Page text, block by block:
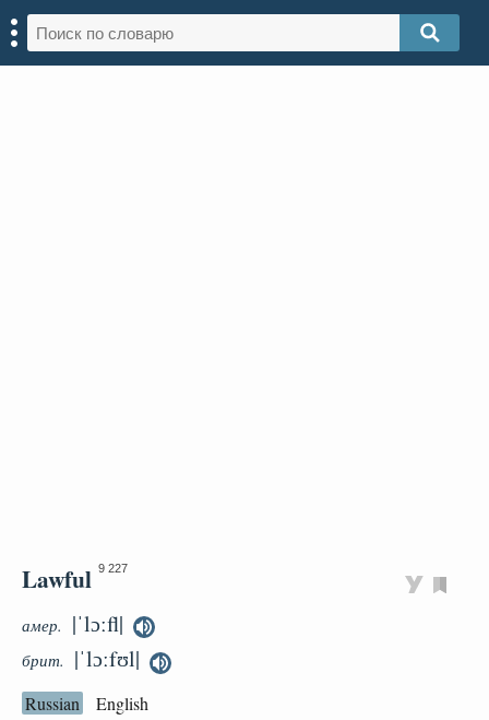
Lawful 9 227
амер. |ˈlɔːfl|
брит. |ˈlɔːfʊl|
Russian English